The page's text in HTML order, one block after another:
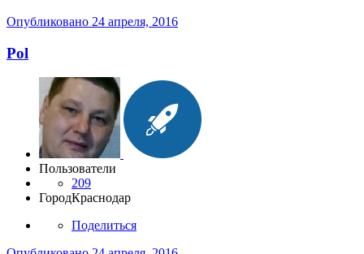
Опубликовано 24 апреля, 2016
Pol
Пользователи
209
ГородКраснодар
Поделиться